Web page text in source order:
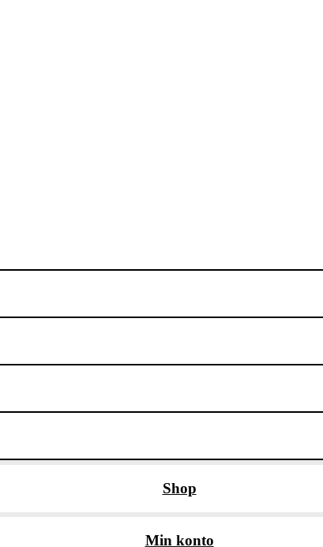
Shop
Min konto